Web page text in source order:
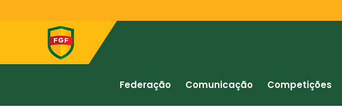
Federação Comunicação Competições